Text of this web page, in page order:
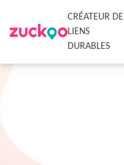
CRÉATEUR DE
LIENS
DURABLES